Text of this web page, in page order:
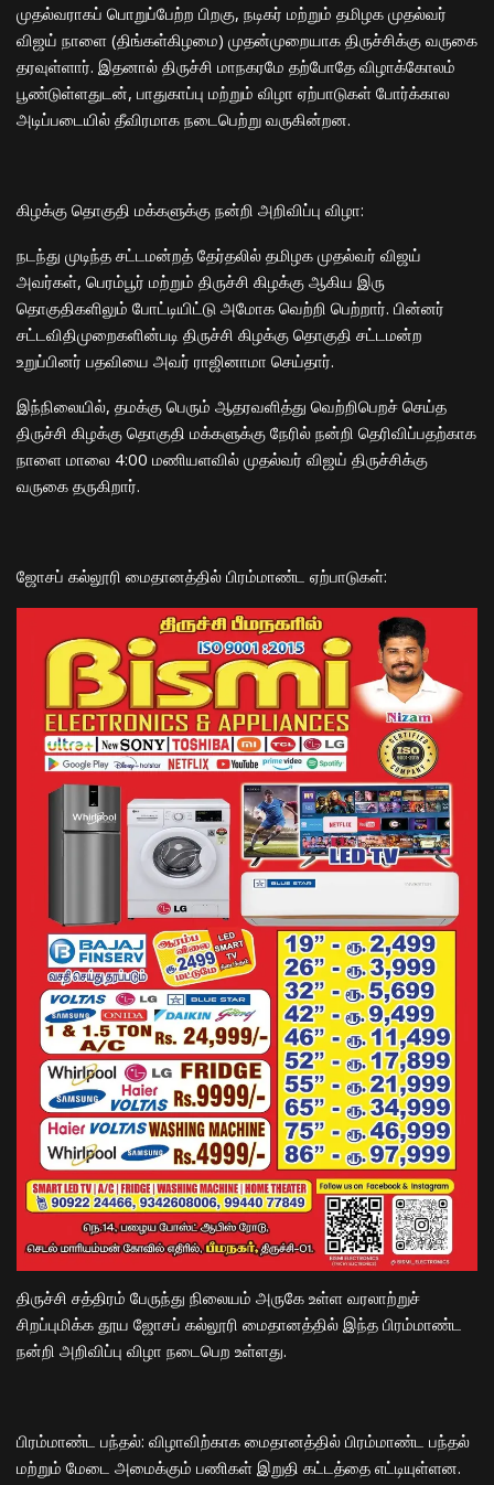
முதல்வராகப் பொறுப்பேற்ற பிறகு, நடிகர் மற்றும் தமிழக முதல்வர்
விஜய் நாளை (திங்கள்கிழமை) முதன்முறையாக திருச்சிக்கு வருகை
தரவுள்ளார். இதனால் திருச்சி மாநகரமே தற்போதே விழாக்கோலம்
பூண்டுள்ளதுடன், பாதுகாப்பு மற்றும் விழா ஏற்பாடுகள் போர்க்கால
அடிப்படையில் தீவிரமாக நடைபெற்று வருகின்றன.
​கிழக்கு தொகுதி மக்களுக்கு நன்றி அறிவிப்பு விழா:
​நடந்து முடிந்த சட்டமன்றத் தேர்தலில் தமிழக முதல்வர் விஜய்
அவர்கள், பெரம்பூர் மற்றும் திருச்சி கிழக்கு ஆகிய இரு
தொகுதிகளிலும் போட்டியிட்டு அமோக வெற்றி பெற்றார். பின்னர்
சட்டவிதிமுறைகளின்படி திருச்சி கிழக்கு தொகுதி சட்டமன்ற
உறுப்பினர் பதவியை அவர் ராஜினாமா செய்தார்.
​இந்நிலையில், தமக்கு பெரும் ஆதரவளித்து வெற்றிபெறச் செய்த
திருச்சி கிழக்கு தொகுதி மக்களுக்கு நேரில் நன்றி தெரிவிப்பதற்காக
நாளை மாலை 4:00 மணியளவில் முதல்வர் விஜய் திருச்சிக்கு
வருகை தருகிறார்.
​ஜோசப் கல்லூரி மைதானத்தில் பிரம்மாண்ட ஏற்பாடுகள்:
​திருச்சி சத்திரம் பேருந்து நிலையம் அருகே உள்ள வரலாற்றுச்
சிறப்புமிக்க தூய ஜோசப் கல்லூரி மைதானத்தில் இந்த பிரம்மாண்ட
நன்றி அறிவிப்பு விழா நடைபெற உள்ளது.
​பிரம்மாண்ட பந்தல்: விழாவிற்காக மைதானத்தில் பிரம்மாண்ட பந்தல்
மற்றும் மேடை அமைக்கும் பணிகள் இறுதி கட்டத்தை எட்டியுள்ளன.